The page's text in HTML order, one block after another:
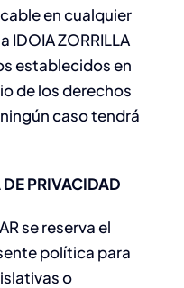
en cualquier
ZORRILLA
establecidos en
de los derechos
caso tendrá
PRIVACIDAD
se reserva el
política para
o